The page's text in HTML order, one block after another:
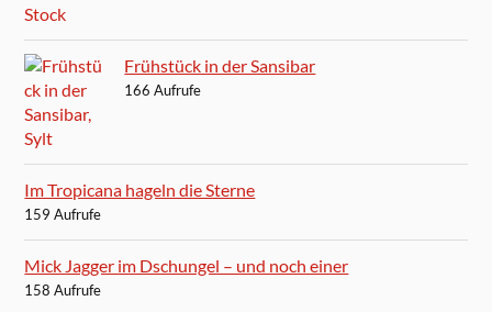
Frühstück in der Sansibar
166 Aufrufe
Im Tropicana hageln die Sterne
159 Aufrufe
Mick Jagger im Dschungel – und noch einer
158 Aufrufe